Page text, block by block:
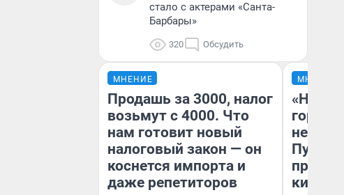
стало с актерами «Санта-
Барбары»
320 Обсудить
МНЕНИЕ
Продашь за 3000, налог
возьмут с 4000. Что
нам готовит новый
налоговый закон — он
коснется импорта и
даже репетиторов
МНЕНИЕ
«Нет